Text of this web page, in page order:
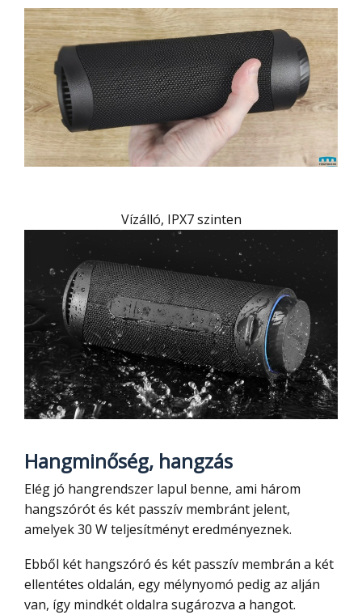
Vízálló, IPX7 szinten
Hangminőség, hangzás
Elég jó hangrendszer lapul benne, ami három
hangszórót és két passzív membránt jelent,
amelyek 30 W teljesítményt eredményeznek.
Ebből két hangszóró és két passzív membrán a két
ellentétes oldalán, egy mélynyomó pedig az alján
van, így mindkét oldalra sugározva a hangot.